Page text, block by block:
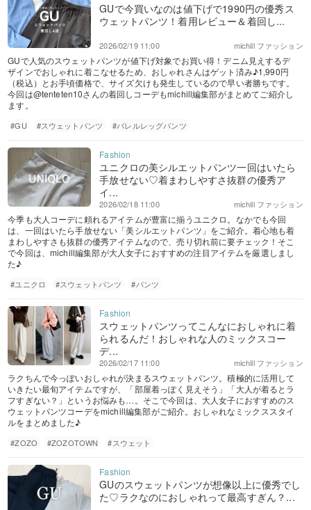
GUで今買いなのは値下げで1990円の優秀ス
ウェットパンツ！着用レビュー＆着回し...
michill ファッション
2026/02/19 11:00
GUで人気のスウェットパンツが値下げ対象でお買い得！デニム見えするデ
ザインでおしゃれに着こなせるため、おしゃれさんはゲット済み♪1,990円
（税込）とお手頃価格で、サイズ欠けも発生しているので早い者勝ちです。
今回は@tenteten10さんの着回しコーデもmichill編集部がまとめてご紹介し
ます。
#GU #スウェットパンツ #バレルレッグパンツ
ユニクロの美シルエットパンツ一回はいたら
手放せない♡着まわしやすさ抜群の優秀ア
イ...
michill ファッション
2026/02/18 11:00
今季も大人コーデに頼れるアイテムが豊富に揃うユニクロ。なかでも今回
は、一回はいたら手放せない「美シルエットパンツ」をご紹介。着心地も着
まわしやすさも抜群の優秀アイテムなので、売り切れ前に要チェック！そこ
で今回は、michill編集部が大人女子におすすめの注目アイテムを厳選しまし
た♪
#ユニクロ #スウェットパンツ #パンツ
スウェットパンツってこんなにおしゃれに着
られるんだ！おしゃれな人のミックスコー
デ...
michill ファッション
2026/02/17 11:00
ラクちんで今っぽいおしゃれが決まるスウェットパンツ。積極的に活用して
いきたい最旬アイテムですが、「部屋着っぽく見えそう」「大人が着るとラ
フすぎない？」というお悩みも…。そこで今回は、大人女子におすすめのス
ウェットパンツコーデをmichill編集部がご紹介。おしゃれなミックススタイ
ルをまとめました♪
#ZOZO #ZOZOTOWN #スウェット
GUのスウェットパンツが想像以上に優秀でし
た♡ラクなのにおしゃれって最高すぎん？...